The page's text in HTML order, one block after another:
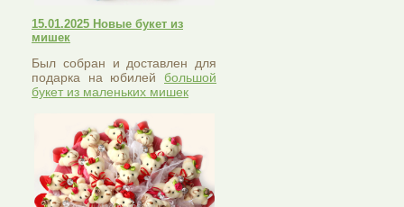
15.01.2025 Новые букет из
мишек
Был собран и доставлен для
подарка на юбилей большой
букет из маленьких мишек